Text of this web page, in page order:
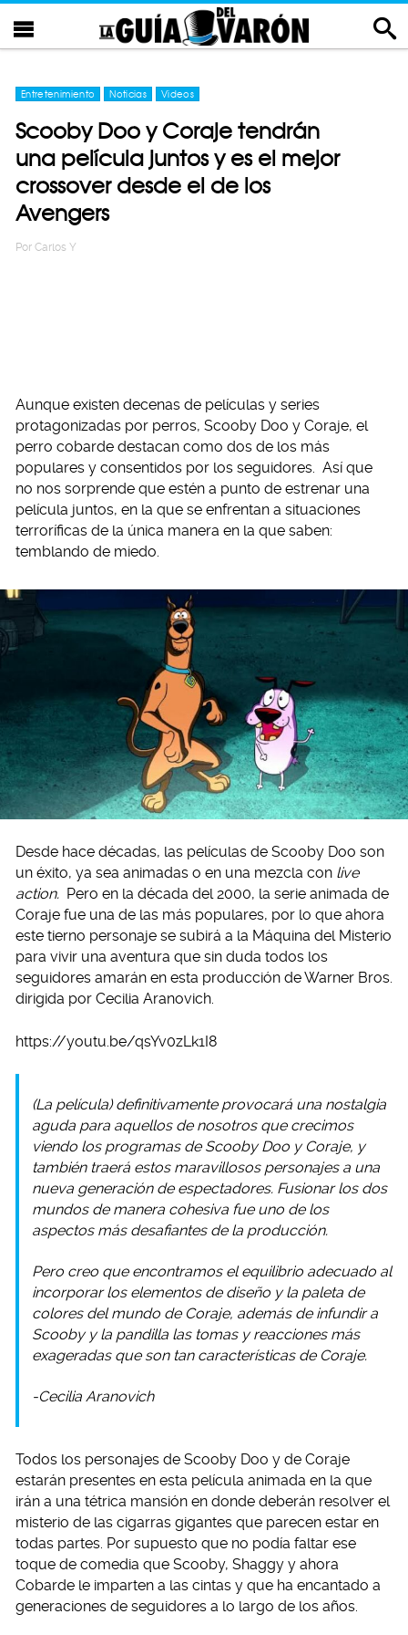
Entretenimiento Noticias Videos
Scooby Doo y Coraje tendrán
una película juntos y es el mejor
crossover desde el de los
Avengers
Por Carlos Y
Aunque existen decenas de películas y series
protagonizadas por perros, Scooby Doo y Coraje, el
perro cobarde destacan como dos de los más
populares y consentidos por los seguidores. Así que
no nos sorprende que estén a punto de estrenar una
película juntos, en la que se enfrentan a situaciones
terroríficas de la única manera en la que saben:
temblando de miedo.
Desde hace décadas, las películas de Scooby Doo son
un éxito, ya sea animadas o en una mezcla con live
action. Pero en la década del 2000, la serie animada de
Coraje fue una de las más populares, por lo que ahora
este tierno personaje se subirá a la Máquina del Misterio
para vivir una aventura que sin duda todos los
seguidores amarán en esta producción de Warner Bros.
dirigida por Cecilia Aranovich.
https://youtu.be/qsYv0zLk1I8
(La película) definitivamente provocará una nostalgia
aguda para aquellos de nosotros que crecimos
viendo los programas de Scooby Doo y Coraje, y
también traerá estos maravillosos personajes a una
nueva generación de espectadores. Fusionar los dos
mundos de manera cohesiva fue uno de los
aspectos más desafiantes de la producción.
Pero creo que encontramos el equilibrio adecuado al
incorporar los elementos de diseño y la paleta de
colores del mundo de Coraje, además de infundir a
Scooby y la pandilla las tomas y reacciones más
exageradas que son tan características de Coraje.
-Cecilia Aranovich
Todos los personajes de Scooby Doo y de Coraje
estarán presentes en esta película animada en la que
irán a una tétrica mansión en donde deberán resolver el
misterio de las cigarras gigantes que parecen estar en
todas partes. Por supuesto que no podía faltar ese
toque de comedia que Scooby, Shaggy y ahora
Cobarde le imparten a las cintas y que ha encantado a
generaciones de seguidores a lo largo de los años.